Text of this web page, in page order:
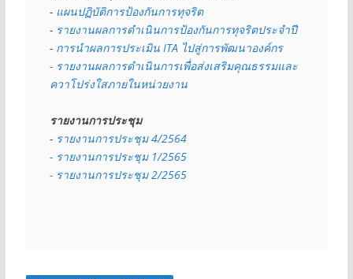
- แผนปฏิบัติการป้องกันการทุจริต
- รายงานผลการดำเนินการป้องกันการทุจริตประจำปี
- การนำผลการประเมิน ITA ไปสู่การพัฒนาองค์กร
- รายงานผลการดำเนินการเพื่อส่งเสริมคุณธรรมและ
ควาโปร่งใสภายในหน่วยงาน
รายงานการประชุม
- รายงานการประชุม 4/2564
- รายงานการประชุม 1/2565
- รายงานการประชุม 2/2565